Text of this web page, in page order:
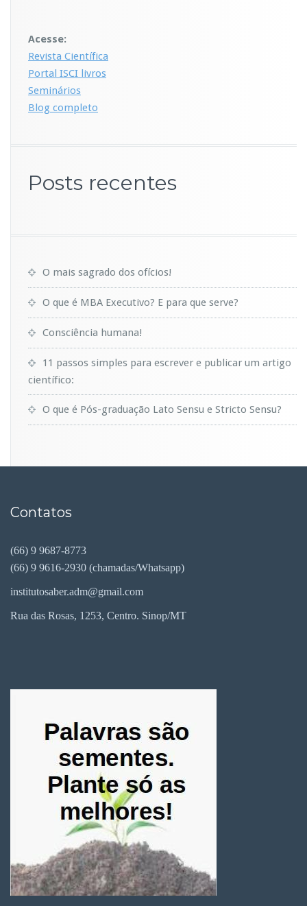
Acesse:
Revista Científica
Portal ISCI livros
Seminários
Blog completo
Posts recentes
O mais sagrado dos ofícios!
O que é MBA Executivo? E para que serve?
Consciência humana!
11 passos simples para escrever e publicar um artigo
científico:
O que é Pós-graduação Lato Sensu e Stricto Sensu?
Contatos
(66) 9 9687-8773
(66) 9 9616-2930 (chamadas/Whatsapp)
institutosaber.adm@gmail.com
Rua das Rosas, 1253, Centro. Sinop/MT